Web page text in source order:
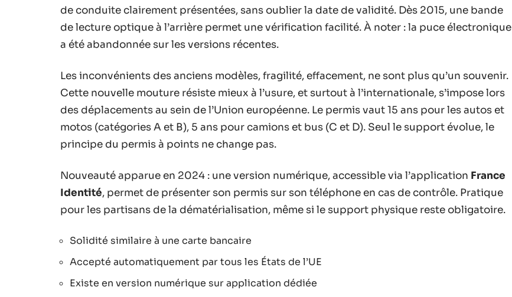
de conduite clairement présentées, sans oublier la date de validité. Dès 2015, une bande
de lecture optique à l’arrière permet une vérification facilité. À noter : la puce électronique
a été abandonnée sur les versions récentes.
Les inconvénients des anciens modèles, fragilité, effacement, ne sont plus qu’un souvenir.
Cette nouvelle mouture résiste mieux à l’usure, et surtout à l’internationale, s’impose lors
des déplacements au sein de l’Union européenne. Le permis vaut 15 ans pour les autos et
motos (catégories A et B), 5 ans pour camions et bus (C et D). Seul le support évolue, le
principe du permis à points ne change pas.
Nouveauté apparue en 2024 : une version numérique, accessible via l’application France
Identité, permet de présenter son permis sur son téléphone en cas de contrôle. Pratique
pour les partisans de la dématérialisation, même si le support physique reste obligatoire.
Solidité similaire à une carte bancaire
Accepté automatiquement par tous les États de l’UE
Existe en version numérique sur application dédiée